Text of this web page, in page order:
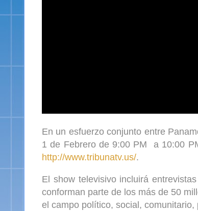
En un esfuerzo conjunto entre
1 de Febrero de 9:00 PM
a 10:00
http://www.tribunatv.us/.
El show televisivo incluirá
conforman parte de los más de 50
el campo político, social,